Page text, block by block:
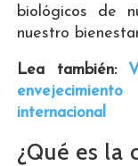
biológicos de
nuestro
Lea también:
internacional
¿Qué es la